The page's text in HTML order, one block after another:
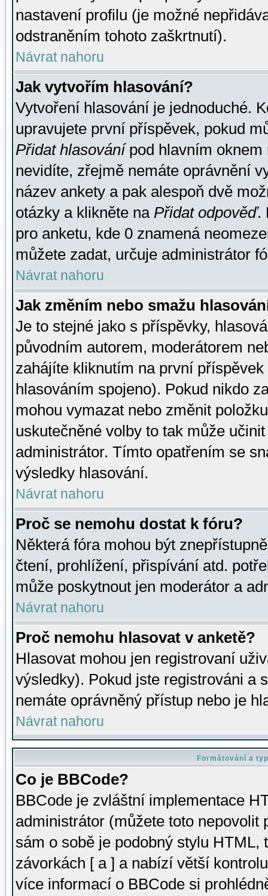
nastavení profilu (je možné
odstraněním tohoto zaškrtnutí).
Návrat nahoru
Jak vytvořím hlasování?
Vytvoření hlasování je jednoduché.
upravujete první příspěvek, pokud
Přidat hlasovánípod hlavním oknem
nevidíte, zřejmě nemáte oprávnění
název ankety a pak alespoň dvě
otázky a klikněte na Přidat odpověď.
pro anketu, kde 0 znamená
můžete zadat, určuje administrátor
Návrat nahoru
Jak změním nebo smažu
Je to stejné jako s příspěvky,
původním autorem, moderátorem
zahájíte kliknutím na první
hlasováním spojeno). Pokud nikdo
mohou vymazat nebo změnit
uskutečněné volby to tak může
administrátor. Tímto opatřením se
výsledky hlasování.
Návrat nahoru
Proč se nemohu dostat k fóru?
Některá fóra mohou být
čtení, prohlížení, přispívání atd.
může poskytnout jen moderátor a
Návrat nahoru
Proč nemohu hlasovat v anketě?
Hlasovat mohou jen registrovaní
výsledky). Pokud jste registrováni a
nemáte oprávněný přístup nebo je
Návrat nahoru
Formátování a
Co je BBCode?
BBCode je zvláštní implementace
administrátor (můžete toto
sám o sobě je podobný stylu HTML,
závorkách [ a ] a nabízí větší
více informací o BBCode si